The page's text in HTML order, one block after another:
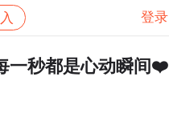
登录
感慨 帖子详情
一秒都是心动瞬间❤️